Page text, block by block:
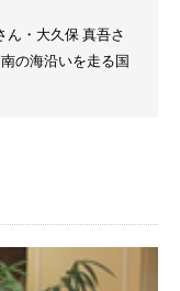
ん・大久保 真吾さ
の海沿いを走る国